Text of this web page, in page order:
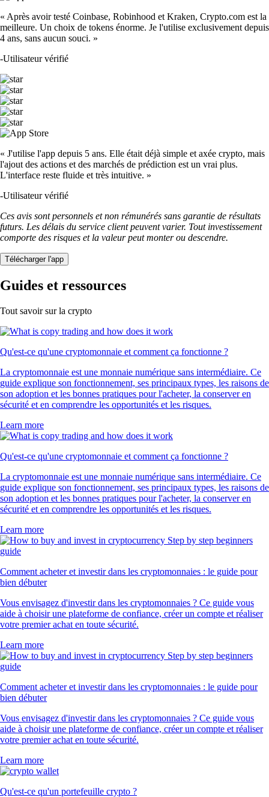
« Après avoir testé Coinbase, Robinhood et Kraken, Crypto.com est la
meilleure. Un choix de tokens énorme. Je l'utilise exclusivement depuis
4 ans, sans aucun souci. »
-Utilisateur vérifié
« J'utilise l'app depuis 5 ans. Elle était déjà simple et axée crypto, mais
l'ajout des actions et des marchés de prédiction est un vrai plus.
L'interface reste fluide et très intuitive. »
-Utilisateur vérifié
Ces avis sont personnels et non rémunérés sans garantie de résultats
futurs. Les délais du service client peuvent varier. Tout investissement
comporte des risques et la valeur peut monter ou descendre.
Télécharger l'app
Guides et ressources
Tout savoir sur la crypto
Qu'est-ce qu'une cryptomonnaie et comment ça fonctionne ?
La cryptomonnaie est une monnaie numérique sans intermédiaire. Ce
guide explique son fonctionnement, ses principaux types, les raisons de
son adoption et les bonnes pratiques pour l'acheter, la conserver en
sécurité et en comprendre les opportunités et les risques.
Learn more
Qu'est-ce qu'une cryptomonnaie et comment ça fonctionne ?
La cryptomonnaie est une monnaie numérique sans intermédiaire. Ce
guide explique son fonctionnement, ses principaux types, les raisons de
son adoption et les bonnes pratiques pour l'acheter, la conserver en
sécurité et en comprendre les opportunités et les risques.
Learn more
Comment acheter et investir dans les cryptomonnaies : le guide pour
bien débuter
Vous envisagez d'investir dans les cryptomonnaies ? Ce guide vous
aide à choisir une plateforme de confiance, créer un compte et réaliser
votre premier achat en toute sécurité.
Learn more
Comment acheter et investir dans les cryptomonnaies : le guide pour
bien débuter
Vous envisagez d'investir dans les cryptomonnaies ? Ce guide vous
aide à choisir une plateforme de confiance, créer un compte et réaliser
votre premier achat en toute sécurité.
Learn more
Qu'est-ce qu'un portefeuille crypto ?